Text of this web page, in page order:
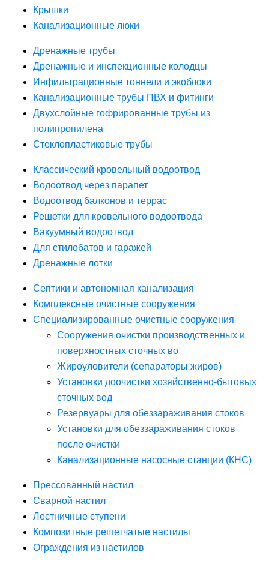
Крышки
Канализационные люки
Дренажные трубы
Дренажные и инспекционные колодцы
Инфильтрационные тоннели и экоблоки
Канализационные трубы ПВХ и фитинги
Двухслойные гофрированные трубы из
полипропилена
Стеклопластиковые трубы
Классический кровельный водоотвод
Водоотвод через парапет
Водоотвод балконов и террас
Решетки для кровельного водоотвода
Вакуумный водоотвод
Для стилобатов и гаражей
Дренажные лотки
Септики и автономная канализация
Комплексные очистные сооружения
Специализированные очистные сооружения
Сооружения очистки производственных и
поверхностных сточных во
Жироуловители (сепараторы жиров)
Установки доочистки хозяйственно-бытовых
сточных вод
Резервуары для обеззараживания стоков
Установки для обеззараживания стоков
после очистки
Канализационные насосные станции (КНС)
Прессованный настил
Сварной настил
Лестничные ступени
Композитные решетчатые настилы
Ограждения из настилов